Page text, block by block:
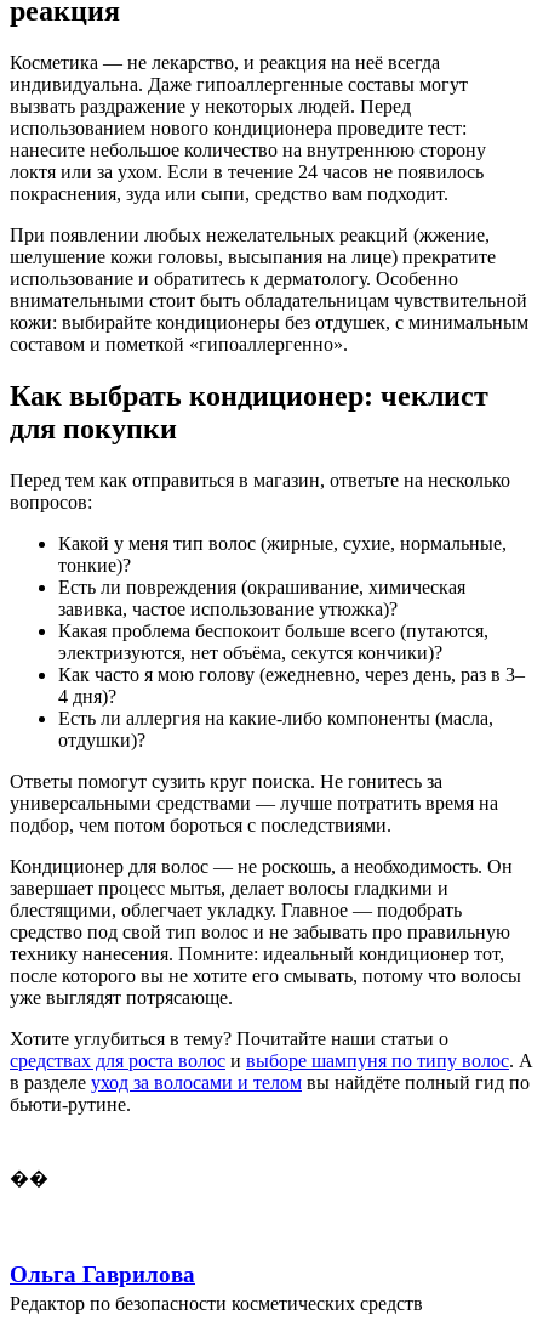
реакция
Косметика — не лекарство, и реакция на неё всегда
индивидуальна. Даже гипоаллергенные составы могут
вызвать раздражение у некоторых людей. Перед
использованием нового кондиционера проведите тест:
нанесите небольшое количество на внутреннюю сторону
локтя или за ухом. Если в течение 24 часов не появилось
покраснения, зуда или сыпи, средство вам подходит.
При появлении любых нежелательных реакций (жжение,
шелушение кожи головы, высыпания на лице) прекратите
использование и обратитесь к дерматологу. Особенно
внимательными стоит быть обладательницам чувствительной
кожи: выбирайте кондиционеры без отдушек, с минимальным
составом и пометкой «гипоаллергенно».
Как выбрать кондиционер: чеклист
для покупки
Перед тем как отправиться в магазин, ответьте на несколько
вопросов:
Какой у меня тип волос (жирные, сухие, нормальные,
тонкие)?
Есть ли повреждения (окрашивание, химическая
завивка, частое использование утюжка)?
Какая проблема беспокоит больше всего (путаются,
электризуются, нет объёма, секутся кончики)?
Как часто я мою голову (ежедневно, через день, раз в 3–
4 дня)?
Есть ли аллергия на какие-либо компоненты (масла,
отдушки)?
Ответы помогут сузить круг поиска. Не гонитесь за
универсальными средствами — лучше потратить время на
подбор, чем потом бороться с последствиями.
Кондиционер для волос — не роскошь, а необходимость. Он
завершает процесс мытья, делает волосы гладкими и
блестящими, облегчает укладку. Главное — подобрать
средство под свой тип волос и не забывать про правильную
технику нанесения. Помните: идеальный кондиционер тот,
после которого вы не хотите его смывать, потому что волосы
уже выглядят потрясающе.
Хотите углубиться в тему? Почитайте наши статьи о
средствах для роста волос и выборе шампуня по типу волос. А
в разделе уход за волосами и телом вы найдёте полный гид по
бьюти-рутине.
��
Ольга Гаврилова
Редактор по безопасности косметических средств